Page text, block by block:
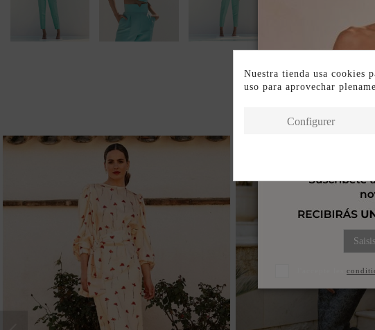
Nuestra tienda usa cookies
uso para aprovechar
Configurer